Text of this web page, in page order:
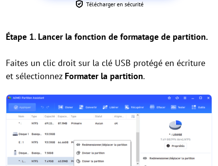
Télécharger en sécurité
Étape 1. Lancer la fonction de formatage de partition.
Faites un clic droit sur la clé USB protégé en écriture
et sélectionnez Formater la partition.